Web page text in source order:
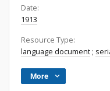
Date:
1913
Resource Type:
language document ;
More